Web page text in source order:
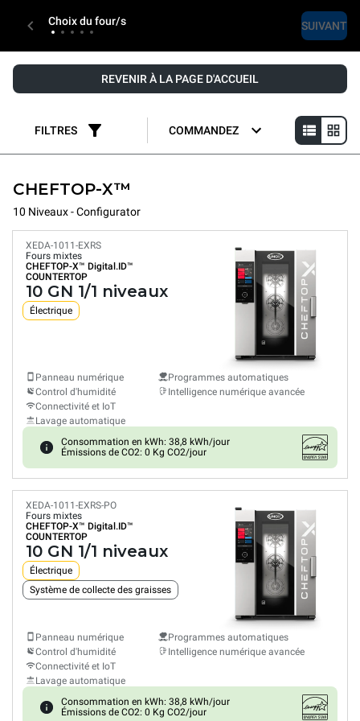
Choix du four/s SUIVANT
REVENIR À LA PAGE D'ACCUEIL
FILTRES COMMANDEZ
CHEFTOP-X™
10 Niveaux - Configurator
XEDA-1011-EXRS
Fours mixtes
CHEFTOP-X™ Digital.ID™
COUNTERTOP
10 GN 1/1 niveaux
Électrique
Panneau numérique
Control d'humidité
Connectivité et IoT
Lavage automatique
Programmes automatiques
Intelligence numérique avancée
Consommation en kWh: 38,8 kWh/jour
Émissions de CO2: 0 Kg CO2/jour
XEDA-1011-EXRS-PO
Fours mixtes
CHEFTOP-X™ Digital.ID™
COUNTERTOP
10 GN 1/1 niveaux
Électrique
Système de collecte des graisses
Panneau numérique
Control d'humidité
Connectivité et IoT
Lavage automatique
Programmes automatiques
Intelligence numérique avancée
Consommation en kWh: 38,8 kWh/jour
Émissions de CO2: 0 Kg CO2/jour